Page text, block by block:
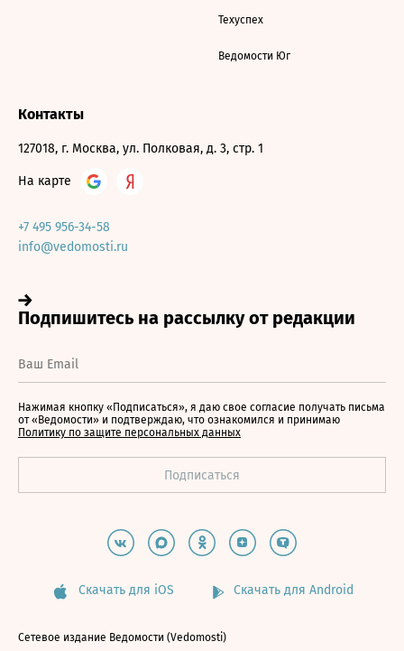
Техуспех
Ведомости Юг
Контакты
127018, г. Москва, ул. Полковая, д. 3, стр. 1
На карте
+7 495 956-34-58
info@vedomosti.ru
Нажимая кнопку «Подписаться», я даю свое согласие получать письма
от «Ведомости» и подтверждаю, что ознакомился и принимаю
Политику по защите персональных данных
Скачать для iOS Скачать для Android
Сетевое издание Ведомости (Vedomosti)